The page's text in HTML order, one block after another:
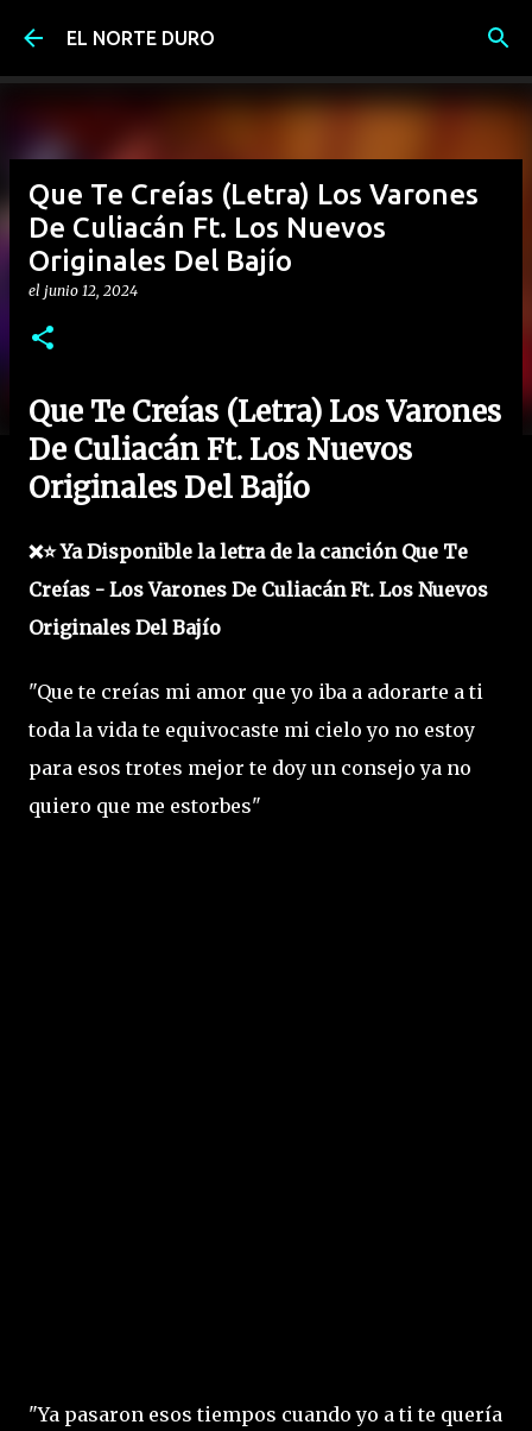
Ir al contenido principal
EL NORTE DURO
Que Te Creías (Letra) Los Varones
De Culiacán Ft. Los Nuevos
Originales Del Bajío
el junio 12, 2024
Que Te Creías (Letra) Los Varones
De Culiacán Ft. Los Nuevos
Originales Del Bajío
❌⭐ Ya Disponible la letra de la canción Que Te
Creías - Los Varones De Culiacán Ft. Los Nuevos
Originales Del Bajío
"Que te creías mi amor que yo iba a adorarte a ti
toda la vida te equivocaste mi cielo yo no estoy
para esos trotes mejor te doy un consejo ya no
quiero que me estorbes"
"Ya pasaron esos tiempos cuando yo a ti te quería